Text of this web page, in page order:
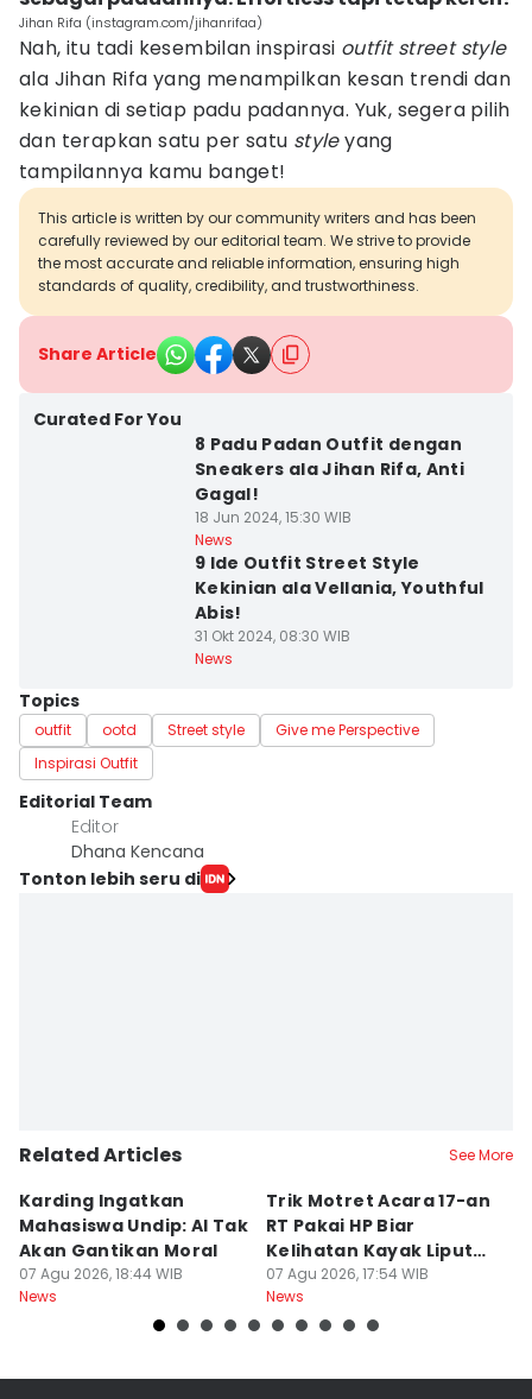
Jihan Rifa (instagram.com/jihanrifaa)
Nah, itu tadi kesembilan inspirasi outfit street style
ala Jihan Rifa yang menampilkan kesan trendi dan
kekinian di setiap padu padannya. Yuk, segera pilih
dan terapkan satu per satu styleyang
tampilannya kamu banget!
This article is written by our community writers and has been
carefully reviewed by our editorial team. We strive to provide
the most accurate and reliable information, ensuring high
standards of quality, credibility, and trustworthiness.
Share Article
Curated For You
8 Padu Padan Outfit dengan
Sneakers ala Jihan Rifa, Anti
Gagal!
18 Jun 2024, 15:30 WIB
News
9 Ide Outfit Street Style
Kekinian ala Vellania, Youthful
Abis!
31 Okt 2024, 08:30 WIB
News
Topics
outfit ootd Street style
Give me Perspective
Inspirasi Outfit
Editorial Team
Editor
Dhana Kencana
Tonton lebih seru di
Related Articles See More
Karding Ingatkan
Mahasiswa Undip: AI Tak
Akan Gantikan Moral
07 Agu 2026, 18:44 WIB
News
Trik Motret Acara 17-an
RT Pakai HP Biar
Kelihatan Kayak Liputan
Festival Nasional
07 Agu 2026, 17:54 WIB
News